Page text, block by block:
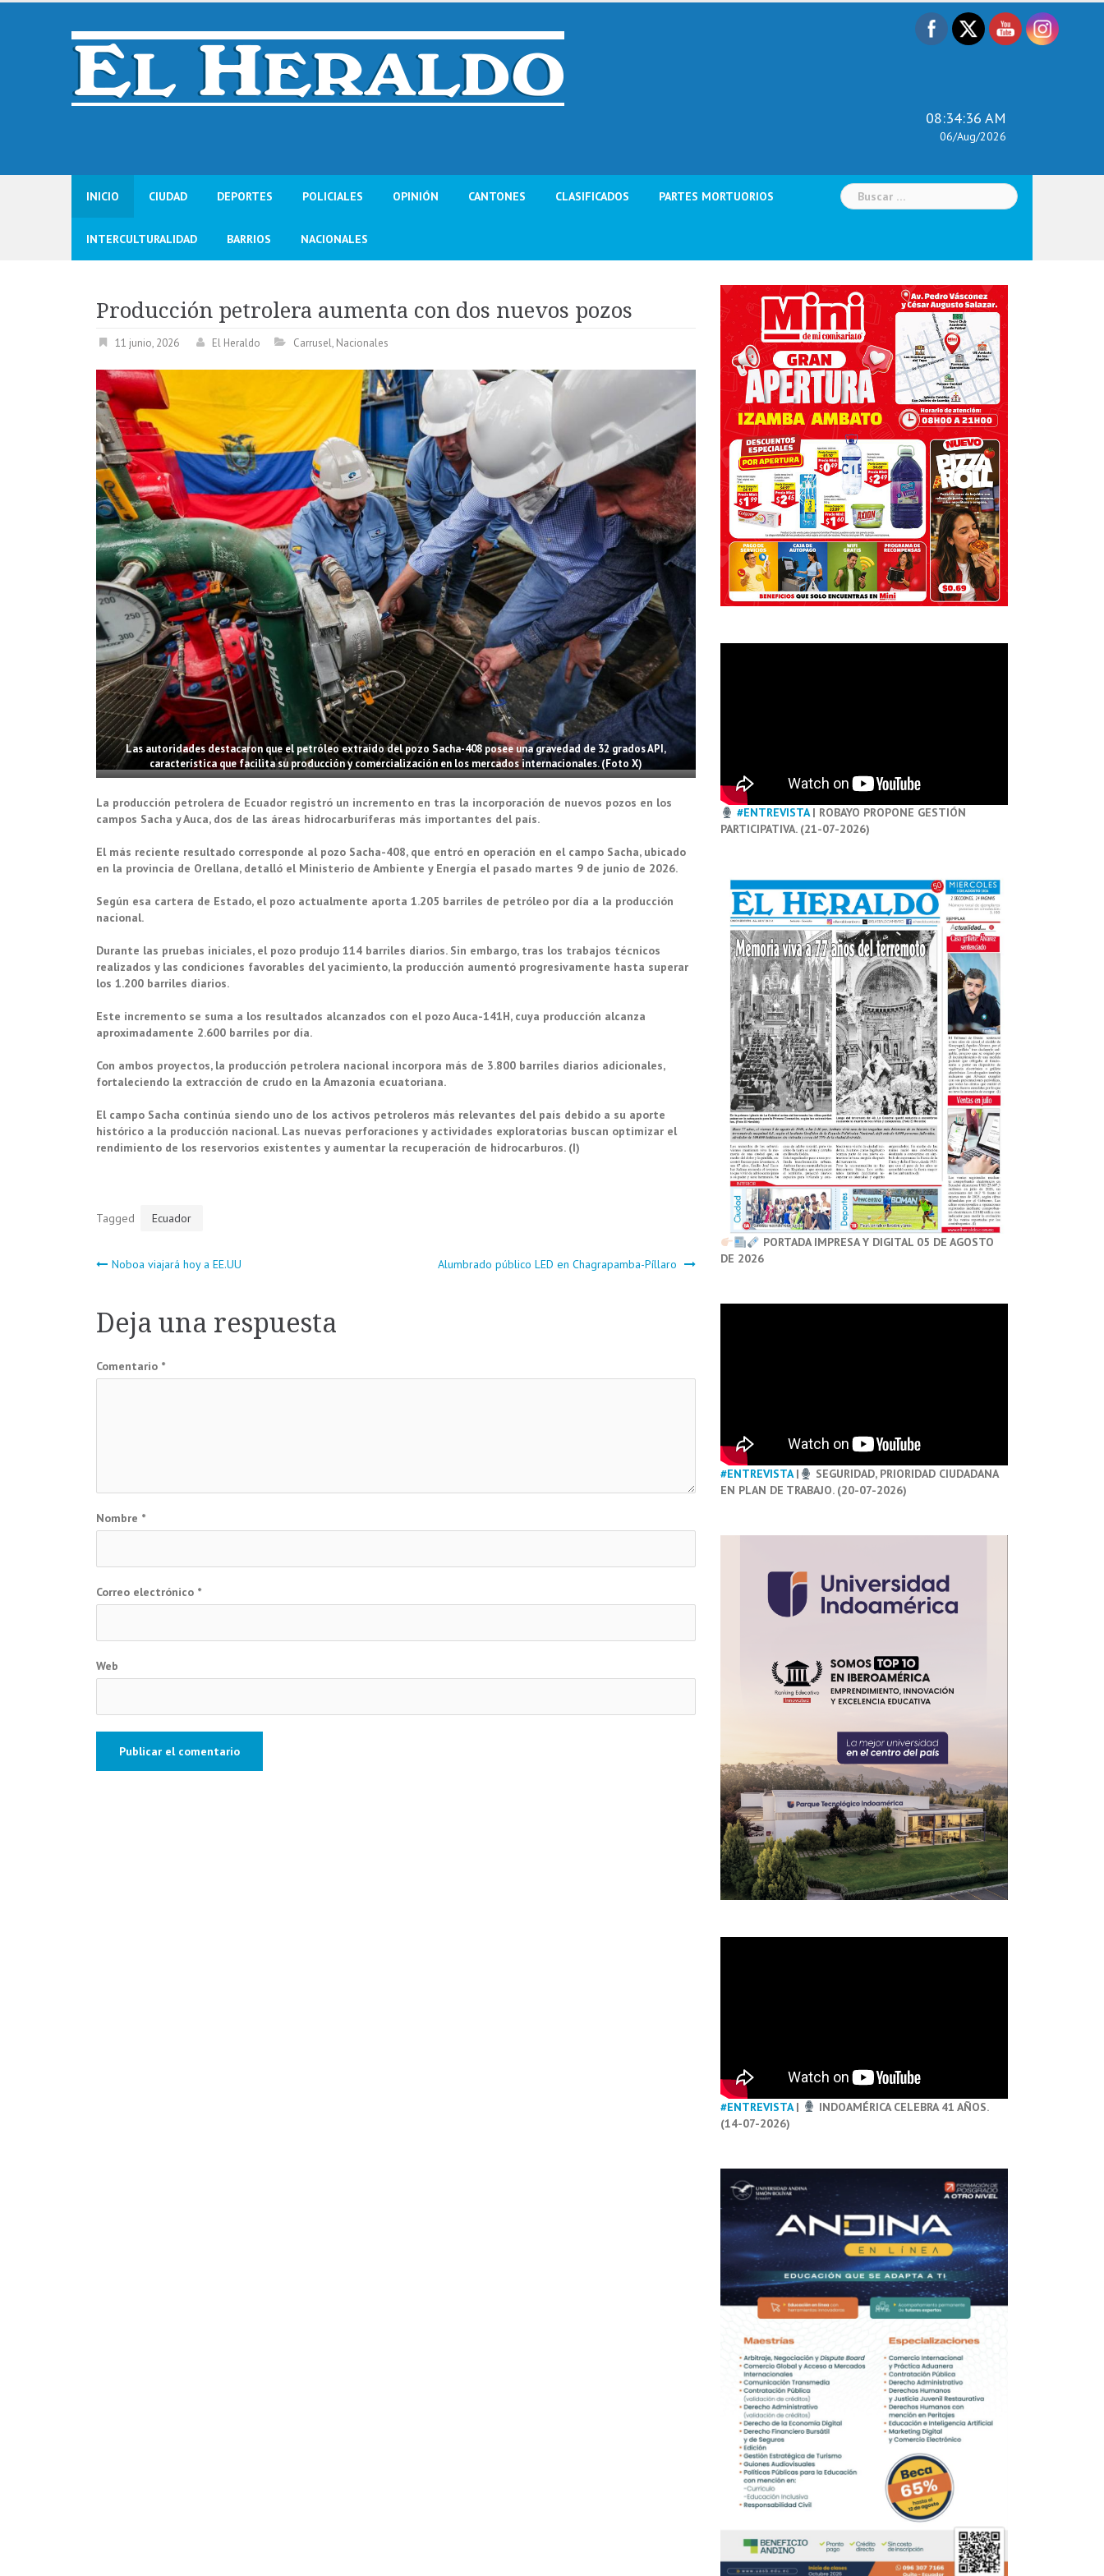
Skip
08:34:38 AM
06/Aug/2026
INICIO CIUDAD DEPORTES POLICIALES OPINIÓN CANTONES CLASIFICADOS PARTES MORTUORIOS
INTERCULTURALIDAD BARRIOS NACIONALES
Buscar:
Producción petrolera aumenta con dos nuevos pozos
11 junio, 2026 El Heraldo Carrusel, Nacionales
Las autoridades destacaron que el petróleo extraído del pozo Sacha-408 posee una gravedad de 32 grados API,
característica que facilita su producción y comercialización en los mercados internacionales. (Foto X)
La producción petrolera de Ecuador registró un incremento en tras la incorporación de nuevos pozos en los
campos Sacha y Auca, dos de las áreas hidrocarburíferas más importantes del país.
El más reciente resultado corresponde al pozo Sacha-408, que entró en operación en el campo Sacha, ubicado
en la provincia de Orellana, detalló el Ministerio de Ambiente y Energía el pasado martes 9 de junio de 2026.
Según esa cartera de Estado, el pozo actualmente aporta 1.205 barriles de petróleo por día a la producción
nacional.
Durante las pruebas iniciales, el pozo produjo 114 barriles diarios. Sin embargo, tras los trabajos técnicos
realizados y las condiciones favorables del yacimiento, la producción aumentó progresivamente hasta superar
los 1.200 barriles diarios.
Este incremento se suma a los resultados alcanzados con el pozo Auca-141H, cuya producción alcanza
aproximadamente 2.600 barriles por día.
Con ambos proyectos, la producción petrolera nacional incorpora más de 3.800 barriles diarios adicionales,
fortaleciendo la extracción de crudo en la Amazonía ecuatoriana.
El campo Sacha continúa siendo uno de los activos petroleros más relevantes del país debido a su aporte
histórico a la producción nacional. Las nuevas perforaciones y actividades exploratorias buscan optimizar el
rendimiento de los reservorios existentes y aumentar la recuperación de hidrocarburos. (I)
Tagged Ecuador
Navegación
de
entradas
Noboa viajará hoy a EE.UU Alumbrado público LED en Chagrapamba-Píllaro
Deja una respuesta
Comentario *
Nombre *
Correo electrónico *
Web
#ENTREVISTA| ROBAYO PROPONE GESTIÓN
PARTICIPATIVA. (21-07-2026)
PORTADA IMPRESA Y DIGITAL 05 DE AGOSTO
DE 2026
#ENTREVISTA|
SEGURIDAD, PRIORIDAD CIUDADANA
EN PLAN DE TRABAJO. (20-07-2026)
#ENTREVISTA|
INDOAMÉRICA CELEBRA 41 AÑOS.
(14-07-2026)